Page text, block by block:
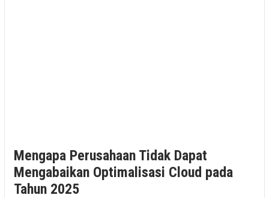
Mengapa Perusahaan Tidak Dapat
Mengabaikan Optimalisasi Cloud pada
Tahun 2025